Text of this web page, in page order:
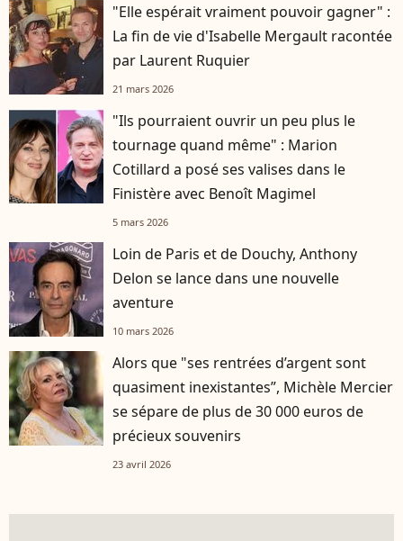
"Elle espérait vraiment pouvoir gagner" :
La fin de vie d'Isabelle Mergault racontée
par Laurent Ruquier
21 mars 2026
"Ils pourraient ouvrir un peu plus le
tournage quand même" : Marion
Cotillard a posé ses valises dans le
Finistère avec Benoît Magimel
5 mars 2026
Loin de Paris et de Douchy, Anthony
Delon se lance dans une nouvelle
aventure
10 mars 2026
Alors que "ses rentrées d’argent sont
quasiment inexistantes”, Michèle Mercier
se sépare de plus de 30 000 euros de
précieux souvenirs
23 avril 2026